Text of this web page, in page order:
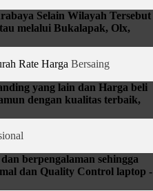
Selain Wilayah Tersebut
melalui Bukalapak, Olx,
Rate Harga Bersaing
yang lain dan Harga beli
dengan kualitas terbaik,
berpengalaman sehingga
dan Quality Control laptop -